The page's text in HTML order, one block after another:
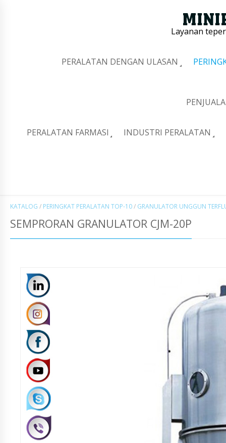
Layanan
PERALATAN DENGAN ULASAN
PERALATAN FARMASI INDUSTRI PERALATAN
KATALOG / PERINGKAT PERALATAN TOP-10/ GRANULATOR UNGGUN
SEMPRORAN GRANULATOR CJM-20P